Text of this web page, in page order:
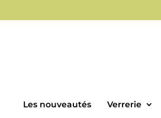
Les nouveautés Verrerie